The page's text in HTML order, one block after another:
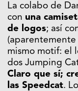
La colabo de
con una
de logos; así
mismo motif: el
dos Jumping
Claro que sí;
las Speedcat.